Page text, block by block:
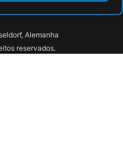
Alemanha
reservados.